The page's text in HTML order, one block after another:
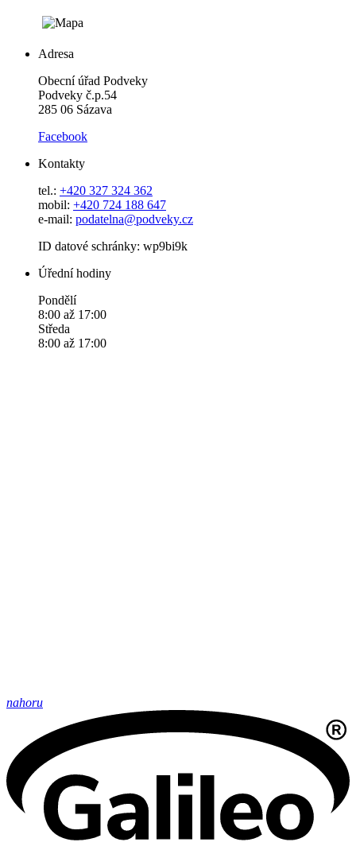
Adresa
Obecní úřad Podveky
Podveky č.p.54
285 06 Sázava
Facebook
Kontakty
tel.: +420 327 324 362
mobil: +420 724 188 647
e-mail: podatelna@podveky.cz
ID datové schránky: wp9bi9k
Úřední hodiny
Pondělí
8:00 až 17:00
Středa
8:00 až 17:00
nahoru